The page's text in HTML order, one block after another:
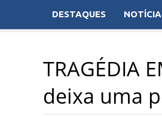
DESTAQUES
TRAGÉDIA
deixa uma